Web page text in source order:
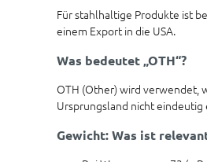
Für stahlhaltige Produkte ist
einem Export in die USA.
Was bedeutet „OTH“?
OTH (Other) wird verwendet,
Ursprungsland nicht eindeutig
Gewicht: Was ist